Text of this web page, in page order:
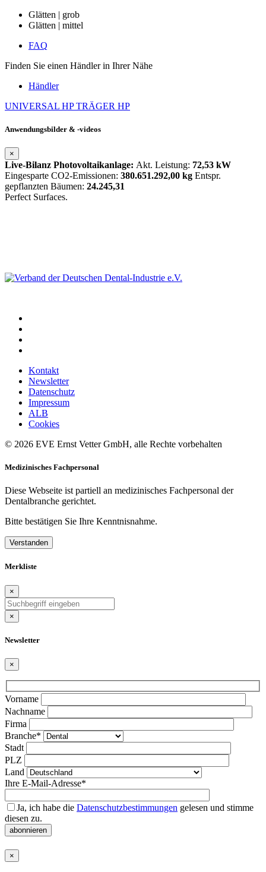
Glätten | grob
Glätten | mittel
FAQ
Finden Sie einen Händler in Ihrer Nähe
Händler
UNIVERSAL HP TRÄGER HP
Anwendungsbilder & -videos
×
Live-Bilanz Photovoltaikanlage: Akt. Leistung: 72,53 kW
Eingesparte CO2-Emissionen: 380.651.292,00 kg Entspr.
gepflanzten Bäumen: 24.245,31
Perfect Surfaces.
Kontakt
Newsletter
Datenschutz
Impressum
ALB
Cookies
© 2026 EVE Ernst Vetter GmbH, alle Rechte vorbehalten
Medizinisches Fachpersonal
Diese Webseite ist partiell an medizinisches Fachpersonal der
Dentalbranche gerichtet.
Bitte bestätigen Sie Ihre Kenntnisnahme.
Verstanden
Merkliste
×
×
Newsletter
×
Bitte
lasse
dieses
Feld
leer.
Vorname
Nachname
Firma
Branche*
Stadt
PLZ
Land
Ihre E-Mail-Adresse*
Ja, ich habe die Datenschutzbestimmungen gelesen und stimme
diesen zu.
abonnieren
×